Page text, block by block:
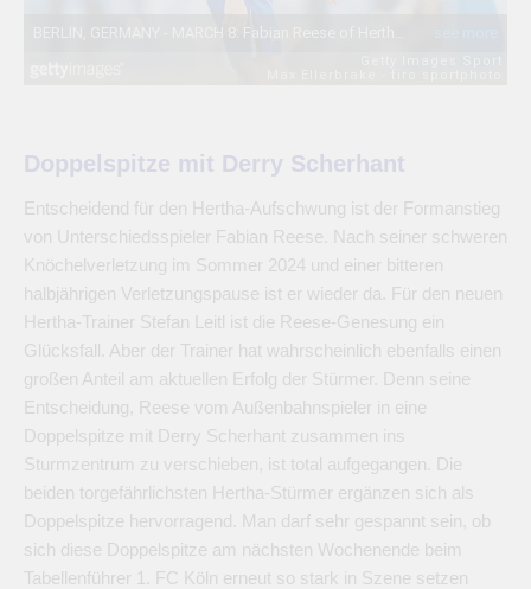
Doppelspitze mit Derry Scherhant
Entscheidend für den Hertha-Aufschwung ist der Formanstieg
von Unterschiedsspieler Fabian Reese. Nach seiner schweren
Knöchelverletzung im Sommer 2024 und einer bitteren
halbjährigen Verletzungspause ist er wieder da. Für den neuen
Hertha-Trainer Stefan Leitl ist die Reese-Genesung ein
Glücksfall. Aber der Trainer hat wahrscheinlich ebenfalls einen
großen Anteil am aktuellen Erfolg der Stürmer. Denn seine
Entscheidung, Reese vom Außenbahnspieler in eine
Doppelspitze mit Derry Scherhant zusammen ins
Sturmzentrum zu verschieben, ist total aufgegangen. Die
beiden torgefährlichsten Hertha-Stürmer ergänzen sich als
Doppelspitze hervorragend. Man darf sehr gespannt sein, ob
sich diese Doppelspitze am nächsten Wochenende beim
Tabellenführer 1. FC Köln erneut so stark in Szene setzen